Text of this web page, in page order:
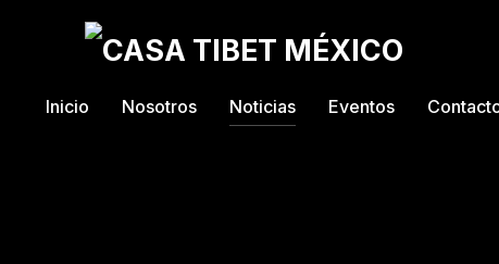
Inicio Nosotros Noticias Eventos